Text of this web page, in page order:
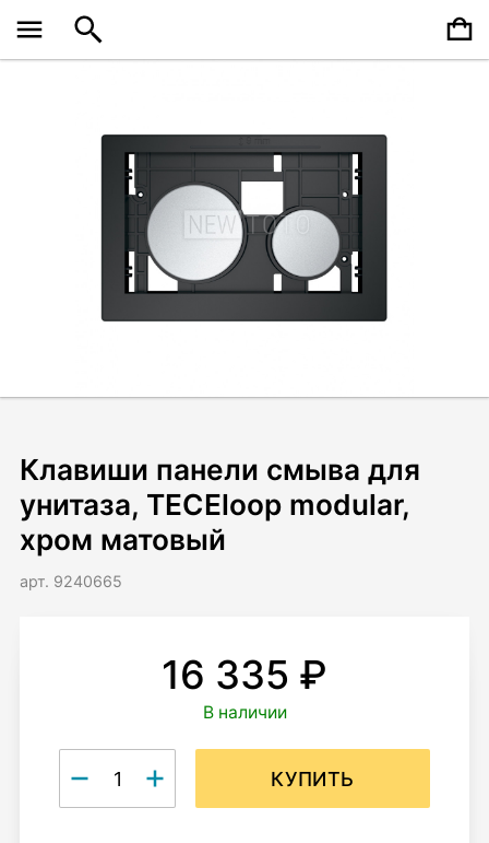
Клавиши панели смыва для
унитаза, TECEloop modular,
хром матовый
арт. 9240665
16 335 ₽
В наличии
КУПИТЬ